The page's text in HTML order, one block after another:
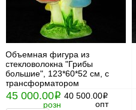
Объемная фигура из
стекловолокна "Грибы
большие", 123*60*52 см, с
трансформатором
45 000.00i
розн
40 500.00i
опт